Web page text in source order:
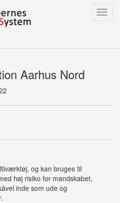
Aarhus Nord
og kan bruges til
høj risiko for mandskabet,
inde som ude og